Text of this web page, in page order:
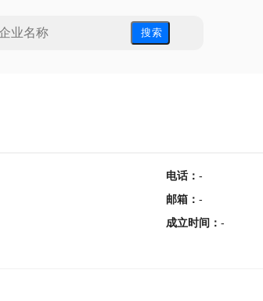
搜 索
电话： -
邮箱 ： -
成立时间 ： -